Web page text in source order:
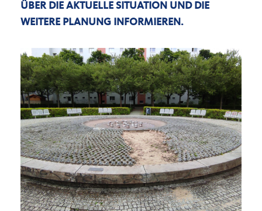
ÜBER DIE AKTUELLE SITUATION UND DIE
WEITERE PLANUNG INFORMIEREN.